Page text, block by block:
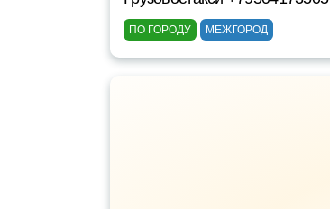
ПО ГОРОДУ МЕЖГОРОД